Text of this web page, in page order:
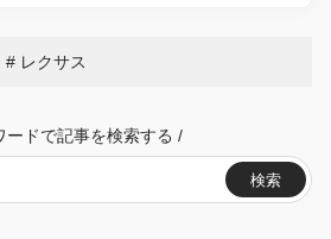
レクサス
ードで記事を検索する /
検索